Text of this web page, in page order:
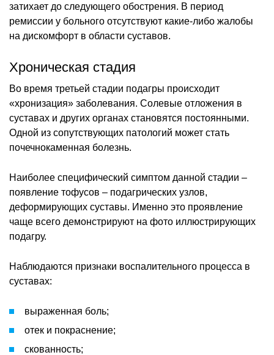
затихает до следующего обострения. В период
ремиссии у больного отсутствуют какие-либо жалобы
на дискомфорт в области суставов.
Хроническая стадия
Во время третьей стадии подагры происходит
«хронизация» заболевания. Солевые отложения в
суставах и других органах становятся постоянными.
Одной из сопутствующих патологий может стать
почечнокаменная болезнь.
Наиболее специфический симптом данной стадии –
появление тофусов – подагрических узлов,
деформирующих суставы. Именно это проявление
чаще всего демонстрируют на фото иллюстрирующих
подагру.
Наблюдаются признаки воспалительного процесса в
суставах:
выраженная боль;
отек и покраснение;
скованность;